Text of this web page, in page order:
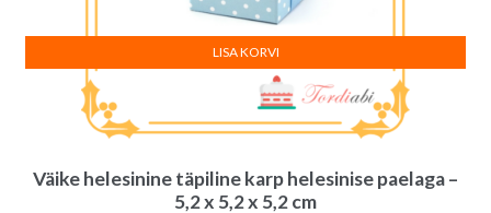
Väike helesinine täpiline karp helesinise paelaga –
5,2 x 5,2 x 5,2 cm
LISA KORVI